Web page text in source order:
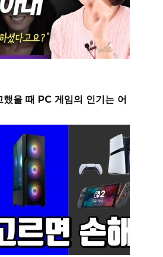
했을 때 PC 게임의 인기는 어